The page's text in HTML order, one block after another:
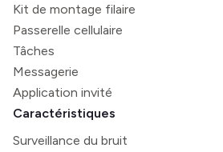
Kit de montage filaire
Passerelle cellulaire
Tâches
Messagerie
Application invité
Caractéristiques
Surveillance du bruit